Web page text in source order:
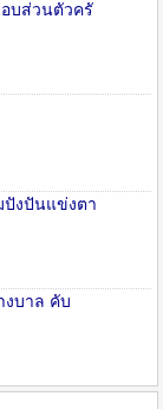
อบส่วนตัวครั
ปังปั่นแข่งตา
งบาล คับ